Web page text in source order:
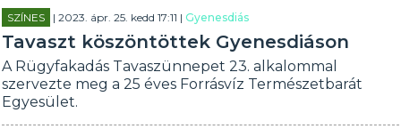
SZÍNES | 2023. ápr. 25. kedd 17:11 |Gyenesdiás
Tavaszt köszöntöttek Gyenesdiáson
A Rügyfakadás Tavaszünnepet 23. alkalommal
szervezte meg a 25 éves Forrásvíz Természetbarát
Egyesület.